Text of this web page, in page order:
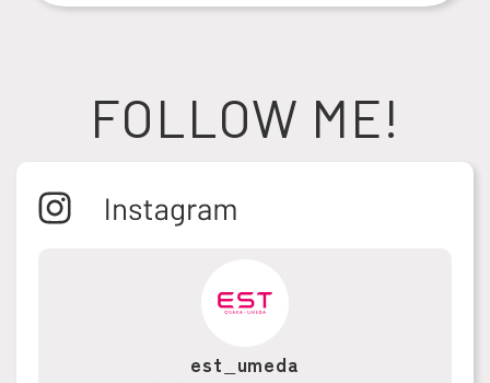
FOLLOW ME!
est_umeda